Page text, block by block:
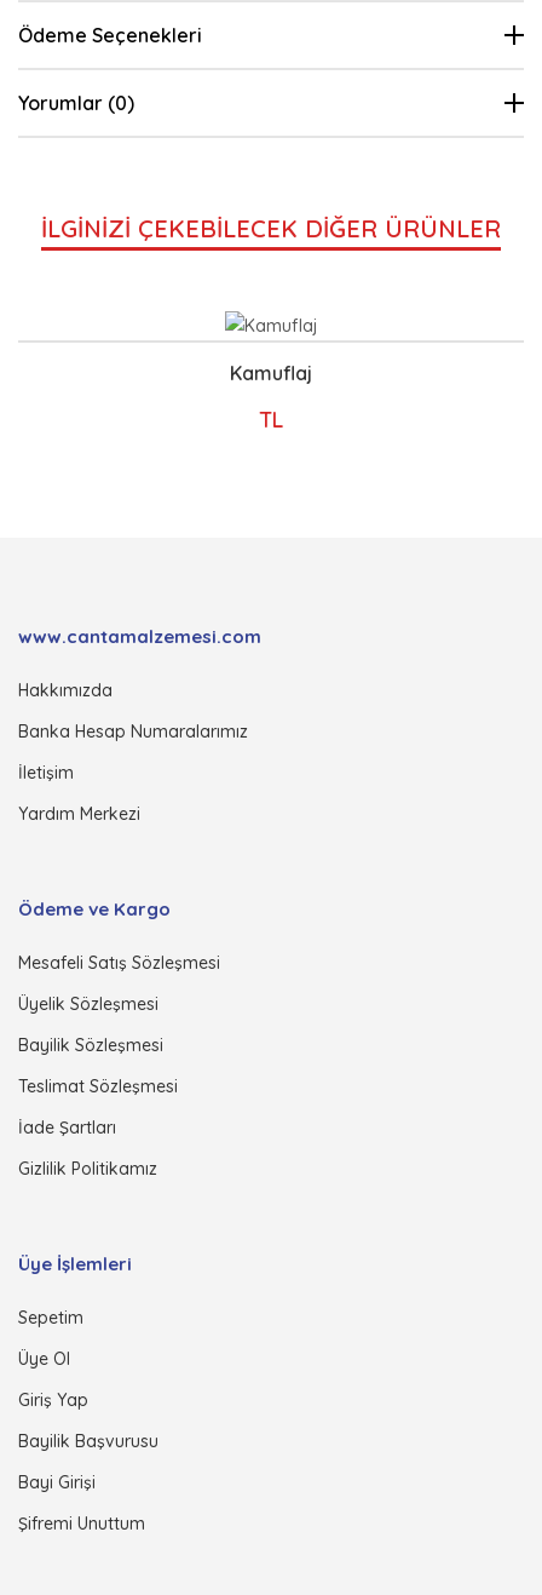
Ödeme Seçenekleri
Yorumlar (0)
İLGİNİZİ ÇEKEBİLECEK DİĞER ÜRÜNLER
Kamuflaj
TL
www.cantamalzemesi.com
Hakkımızda
Banka Hesap Numaralarımız
İletişim
Yardım Merkezi
Ödeme ve Kargo
Mesafeli Satış Sözleşmesi
Üyelik Sözleşmesi
Bayilik Sözleşmesi
Teslimat Sözleşmesi
İade Şartları
Gizlilik Politikamız
Üye İşlemleri
Sepetim
Üye Ol
Giriş Yap
Bayilik Başvurusu
Bayi Girişi
Şifremi Unuttum